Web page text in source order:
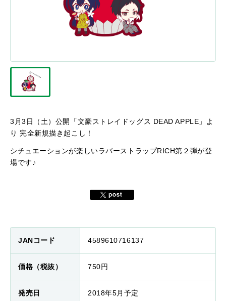
3月3日（土）公開「文豪ストレイドッグス DEAD APPLE」よ
り 完全新規描き起こし！
シチュエーションが楽しいラバーストラップRICH第２弾が登
場です♪
JANコード 4589610716137
価格（税抜） 750円
発売日 2018年5月予定